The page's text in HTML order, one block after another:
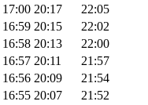
17:00 20:17
22:05
16:59 20:15
22:02
16:58 20:13
22:00
16:57 20:11
21:57
16:56 20:09
21:54
16:55 20:07
21:52